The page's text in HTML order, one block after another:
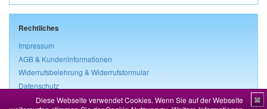
Diese Webseite verwendet Cookies. Wenn Sie auf der Webseite
✖
Rechtliches
Impressum
AGB & Kundeninformationen
Widerrufsbelehrung & Widerrufsformular
Datenschutz
Vertrag widerrufen